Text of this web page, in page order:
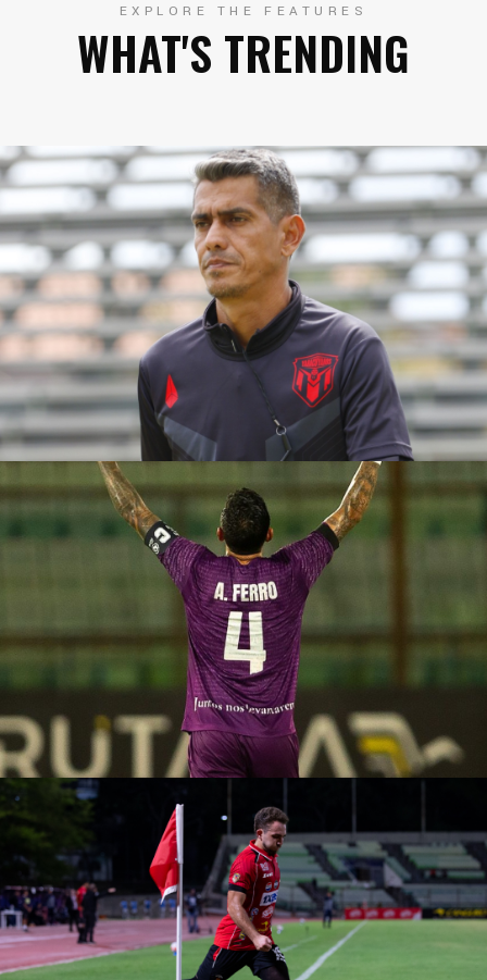
EXPLORE THE FEATURES
WHAT'S TRENDING